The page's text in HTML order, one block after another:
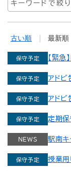
関連リンク
お問い合わせ先
統合アカウント（新
繁體中文
Nederlands
English
Français
Deutsch
Bahasa
ភាសាខ្មែរ
한국어
保守予定
古い順 最新順
保守予定
【緊
保守予定
アドビ
保守予定
アドビ
保守予定 定期
NEWS
駅南キ
アWi-
保守予定 授業